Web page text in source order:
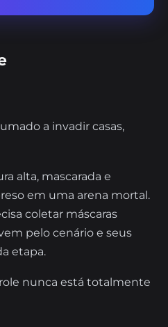
a invadir casas,
alta, mascarada e
em uma arena mortal.
coletar máscaras
pelo cenário e seus
etapa.
nunca está totalmente